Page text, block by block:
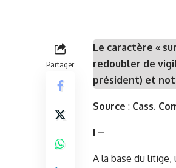
Partager
Le caractère «
redoubler de
président) et
Source : Cass.
I –
A la base du